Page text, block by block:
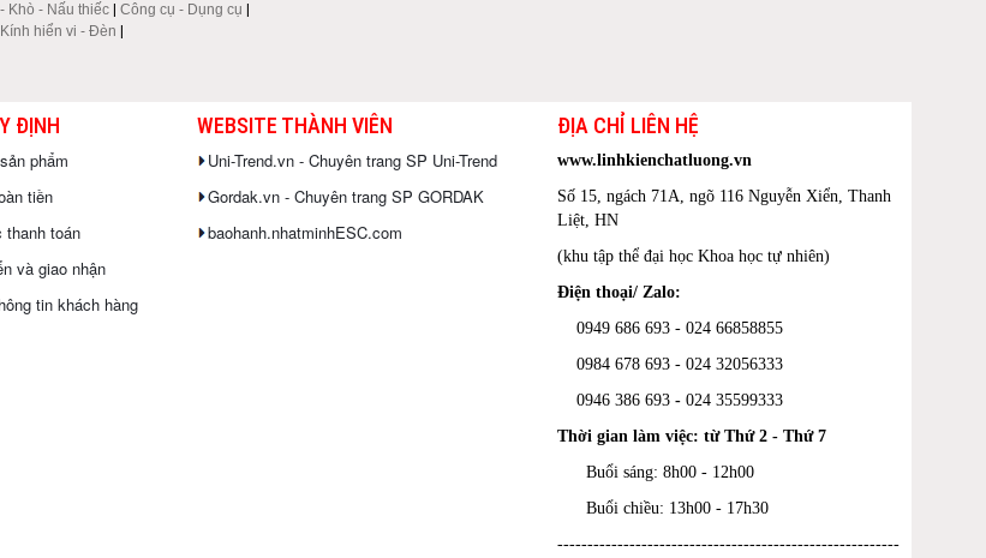
Khò - Nấu thiếc| Công cụ - Dụng cụ |
hiển vi - Đèn |
ĐỊNH
phẩm
tiền
thanh toán
và giao nhận
tin khách hàng
WEBSITE THÀNH VIÊN
Uni-Trend.vn - Chuyên trang SP Uni-Trend
Gordak.vn - Chuyên trang SP GORDAK
baohanh.nhatminhESC.com
ĐỊA CHỈ LIÊN HỆ
www.linhkienchatluong.vn
Số 15, ngách 71A, ngõ 116 Nguyễn Xiển, Thanh
Liệt, HN
(khu tập thể đại học Khoa học tự nhiên)
Điện thoại/ Zalo:
0949 686 693 - 024 66858855
0984 678 693 - 024 32056333
0946 386 693 - 024 35599333
Thời gian làm việc: từ Thứ 2 - Thứ 7
Buổi sáng: 8h00 - 12h00
Buổi chiều: 13h00 - 17h30
---------------------------------------------------------